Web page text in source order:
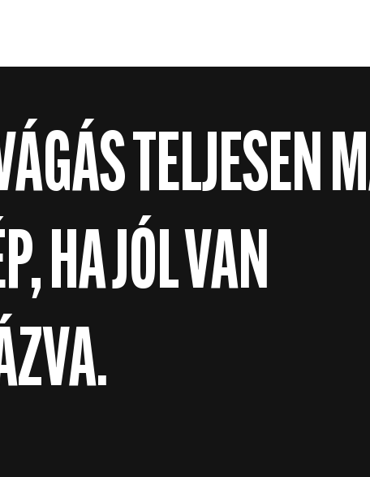
TELJESEN
HA JÓL VAN